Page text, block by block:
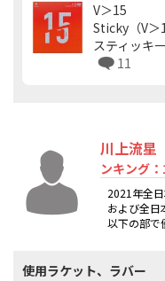
V＞15
Sticky（V＞
スティッキー
11
川上流星
ンキング：
2021年全
および全日
以下の部で
使用ラケット、ラバー